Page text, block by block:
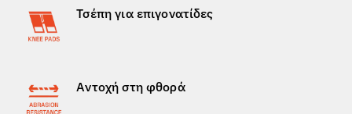
Τσέπη για επιγονατίδες
Αντοχή στη φθορά